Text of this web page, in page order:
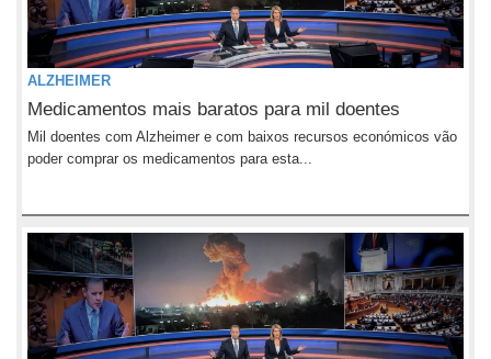
ALZHEIMER
Medicamentos mais baratos para mil doentes
Mil doentes com Alzheimer e com baixos recursos económicos vão
poder comprar os medicamentos para esta...